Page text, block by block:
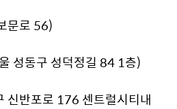
문로 56)
성동구 성덕정길 84 1층)
신반포로 176 센트럴시티내